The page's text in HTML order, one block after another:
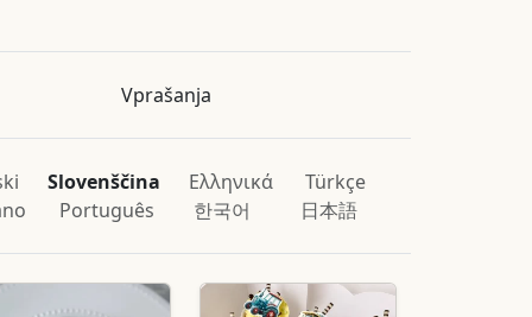
Vprašanja
Slovenščina Ελληνικά
Türkçe
Português 한국어 日本語